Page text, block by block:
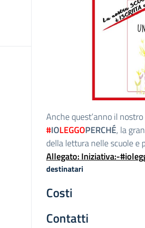
Anche quest’anno il
#IOLEGGOPERCHÉ, la
della lettura nelle scuole e
Allegato: Iniziativa:-
destinatari
Costi
Contatti